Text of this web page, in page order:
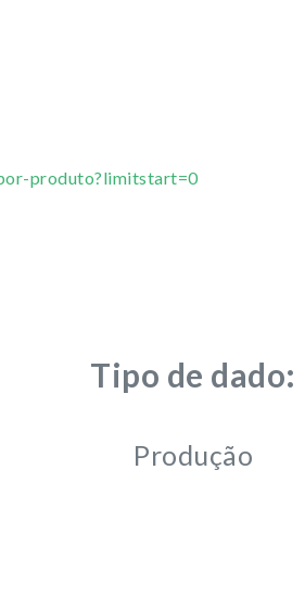
produto?limitstart=0
Tipo de dado:
Produção